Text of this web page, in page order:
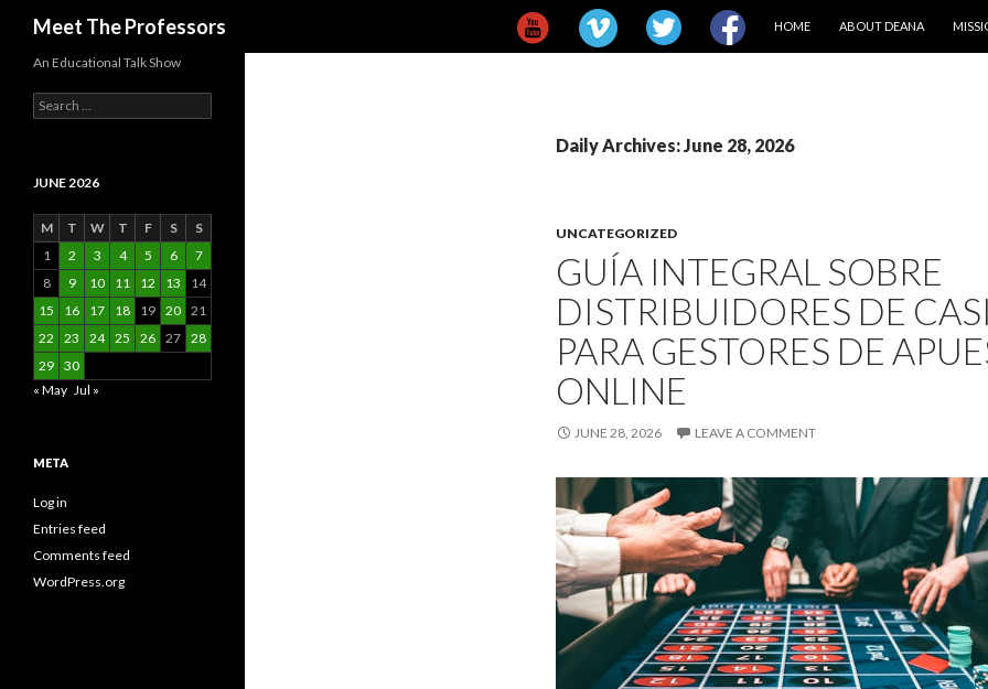
Meet The Professors
SKIP TO CONTENT
HOME
ABOUT DEANA
Daily Archives: June 28, 2026
UNCATEGORIZED
GUÍA INTEGRAL SOBRE
DISTRIBUIDORES DE
PARA GESTORES DE
ONLINE
JUNE 28, 2026 LEAVE A COMMENT
An Educational Talk Show
Search
for:
JUNE 2026
M T W T F S
S
1
2 3 4 5 6
7
8
9 10 11 12 13
14
15
16 17 18 19 20 21
22
23 24 25 26 27 28
29 30
« May Jul »
META
Log in
Entries feed
Comments feed
WordPress.org